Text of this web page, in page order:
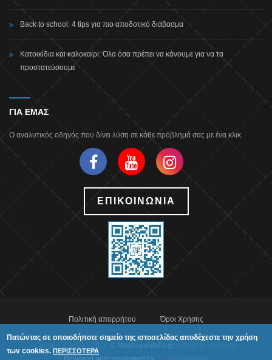
Back to school: 4 tips για πιο αποδοτικό διάβασμα
Κατοικίδια και καλοκαίρι: Όλα όσα πρέπει να κάνουμε για να τα
προστατεύσουμε
ΓΙΑ ΕΜΑΣ
Ο αναλυτικός οδηγός που δίνει λύση σε κάθε πρόβλημά σας με ένα κλικ.
ΕΠΙΚΟΙΝΩΝΙΑ
Πολιτική απορρήτου Όροι Χρήσης
© Mastropantelis.gr
Πατώντας σε οποιοδήποτε σημείο της ιστοσελίδας αποδέχεστε την χρήση
των cookies. ΠΕΡΙΣΣΟΤΕΡΑ